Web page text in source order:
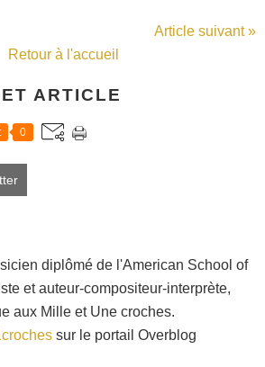
Article suivant »
Retour à l'accueil
ARTICLE
0
diplômé de l'American School of
et auteur-compositeur-interprète,
aux Mille et Une croches.
sur le portail Overblog